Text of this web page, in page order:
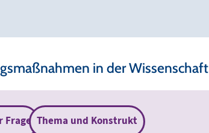
in der Wissenschaft
Frage Thema und Konstrukt